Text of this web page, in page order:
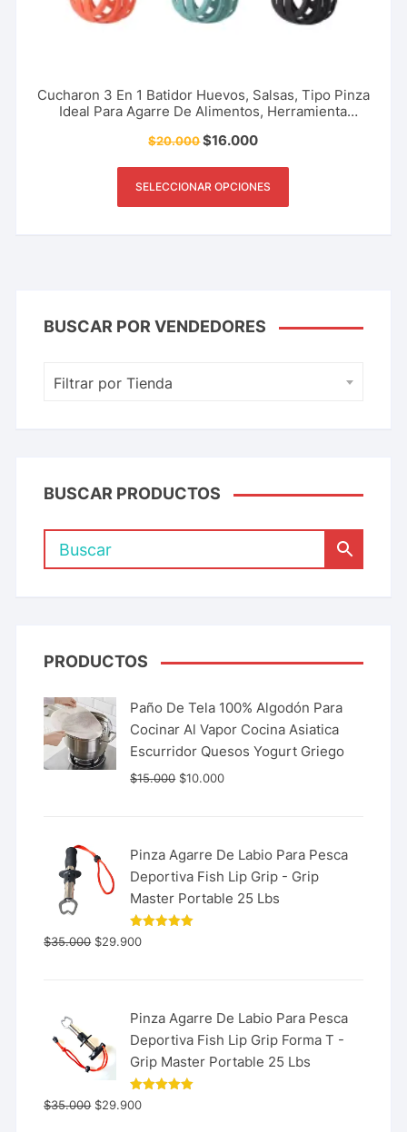
Cucharon 3 En 1 Batidor Huevos, Salsas, Tipo Pinza
Ideal Para Agarre De Alimentos, Herramienta
$20.000$16.000
SELECCIONAR OPCIONES
BUSCAR POR VENDEDORES
Filtrar por Tienda
BUSCAR PRODUCTOS
PRODUCTOS
Paño De Tela 100% Algodón Para
Cocinar Al Vapor Cocina Asiatica
Escurridor Quesos Yogurt Griego
$15.000 $10.000
Pinza Agarre De Labio Para Pesca
Deportiva Fish Lip Grip - Grip
Master Portable 25 Lbs
Valorado
con
$35.000 $29.900
Pinza Agarre De Labio Para Pesca
Deportiva Fish Lip Grip Forma T -
Grip Master Portable 25 Lbs
Valorado
con
$35.000 $29.900